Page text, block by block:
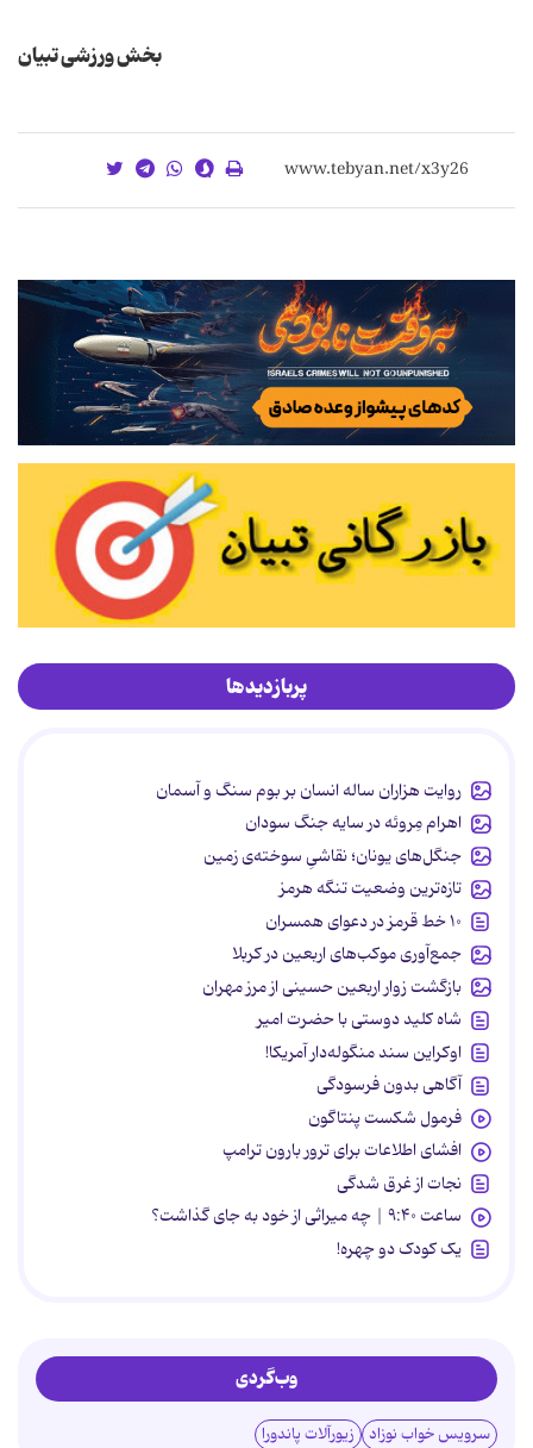
بخش ورزشی تبیان
پربازدیدها
روایت هزاران ساله انسان بر بوم سنگ و آسمان
اهرام مِروئه در سایه جنگ سودان
جنگل‌های یونان؛ نقاشیِ سوخته‌ی زمین
تازه‌ترین وضعیت تنگه هرمز
۱۰ خط قرمز در دعوای همسران
جمع‌آوری موکب‌های اربعین در کربلا
بازگشت زوار اربعین حسینی از مرز مهران
شاه کلید دوستی با حضرت امیر
اوکراین سند منگوله‌دار آمریکا!
آگاهی بدون فرسودگی
فرمول شکست پنتاگون
افشای اطلاعات برای ترور بارون ترامپ
نجات از غرق شدگی
ساعت ۹:۴۰ | چه میراثی از خود به جای گذاشت؟
یک کودک دو چهره!
وب‌گردی
سرویس خواب نوزاد زیورآلات پاندورا